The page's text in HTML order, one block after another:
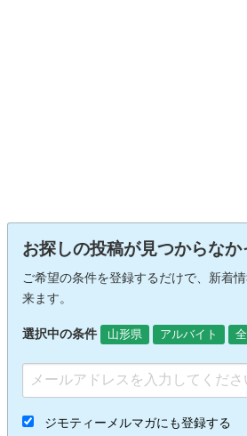
お探しの投稿が見つからなか
ご希望の条件を登録するだけで、新着
来ます。
選択中の条件 山形県 アルバイト
ジモティーメルマガにも登録する